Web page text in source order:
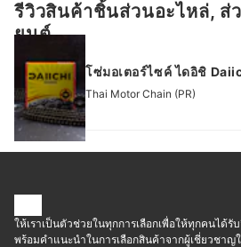
รีวิวสินค้าชิ้นส่วนอะไหล่, ส่
ยนต์
โซ่มอเตอร์ไซค์ ไดอิชิ
Motorcycle Chain
Thai Motor Chain (PR)
ให้เราเป็นตัวช่วยในทุกการเลือกเพื่อให้ทุกคนได้รั
พร้อมคำแนะนำในการเลือกสินค้าจากผู้เชี่ยวชาญ